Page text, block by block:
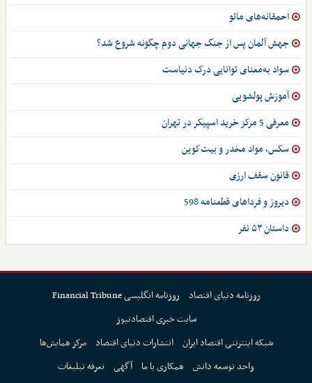
احمقانه‌های مائو
جهش آلمان پس از جنگ جهانی دوم چگونه شروع شد؟
سواد به‌معنای توانایی درک دنیاست
آموزش پولشویی
معرفی 5 مرکز خرید اسپیکر در تهران
سکس، مواد مخدر و بیت‌کوین
قانون سقف ارزی
دیروز و فرداهای قطعنامه 598
داستان ۵۳ نفر
روزنامه دنیای اقتصاد
روزنامه انگلیسی Financial Tribune
سایت خبری اقتصادنیوز
شبکه اینترنتی اقتصاد ایران انتشارات دنیای اقتصاد
مرکز همایش‌ها
واحد توسعه دانش همکاری با ما آگهی تعرفه تبلیغات